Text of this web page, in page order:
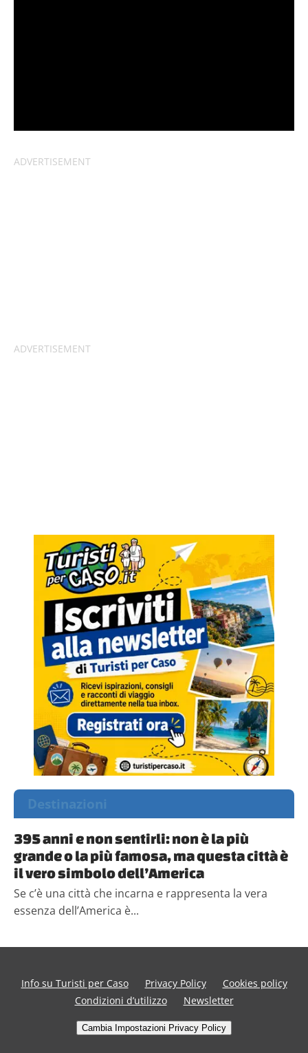
Destinazioni
395 anni e non sentirli: non è la più
grande o la più famosa, ma questa città è
il vero simbolo dell’America
Se c’è una città che incarna e rappresenta la vera
essenza dell’America è...
Info su Turisti per Caso Privacy Policy
Cookies policy
Condizioni d’utilizzo
Newsletter
Cambia Impostazioni Privacy Policy